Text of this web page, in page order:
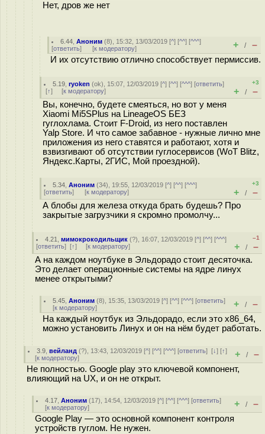
Нет, дров же нет
6.44 ,Аноним (8), 15:32, 13/03/2019 [^] [^^] [^^^]
[ответить] [к модератору] + / –
И их отсутствию отлично способствует пермиссив.
5.19 ,ryoken (ok), 15:07, 12/03/2019 [^] [^^] [^^^] [ответить]
[↑] [к модератору]
+3
+ / –
Вы, конечно, будете смеяться, но вот у меня
Xiaomi Mi5SPlus на LineageOS БЕЗ
гуглохлама. Стоит F-Droid, из него поставлен
Yalp Store. И что самое забавное - нужные лично мне
приложения из него ставятся и работают, хотя и
взвизгивают об отсутствии гуглосервисов (WoT Blitz,
Яндекс.Карты, 2ГИС, Мой проездной).
5.34 ,Аноним (34), 19:55, 12/03/2019 [^] [^^] [^^^]
[ответить] [к модератору]
+3
+ / –
А блобы для железа откуда брать будешь? Про
закрытые загрузчики я скромно промолчу...
4.21 ,мимокрокодильщик (?), 16:07, 12/03/2019 [^] [^^] [^^^]
[ответить] [↑] [к модератору]
–1
+ / –
А на каждом ноутбуке в Эльдорадо стоит десяточка.
Это делает операционные системы на ядре линух
менее открытыми?
5.45 ,Аноним (8), 15:35, 13/03/2019 [^] [^^] [^^^] [ответить]
[к модератору] + / –
На каждый ноутбук из Эльдорадо, если это x86_64,
можно установить Линух и он на нём будет работать.
3.9 ,вейланд (?), 13:43, 12/03/2019 [^] [^^] [^^^] [ответить][↓] [↑]
[к модератору] + / –
Не полностью. Google play это ключевой компонент,
влияющий на UX, и он не открыт.
4.17 ,Аноним (17), 14:54, 12/03/2019 [^] [^^] [^^^] [ответить]
[к модератору] + / –
Google Play — это основной компонент контроля
устройств гуглом. Не нyжен.